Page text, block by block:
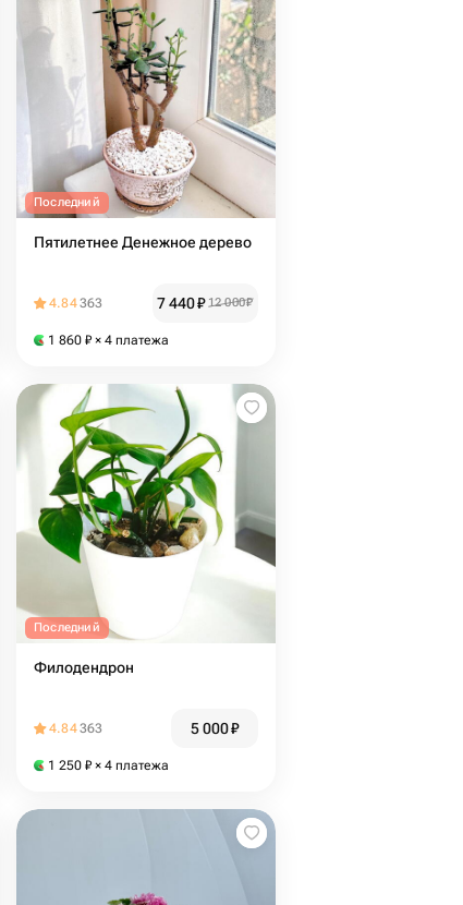
Последний
Пятилетнее Денежное дерево
4.84363 7 440₽ 12 000₽
1 860 ₽ × 4 платежа
Последний
Филодендрон
4.84363 5 000₽
1 250 ₽ × 4 платежа